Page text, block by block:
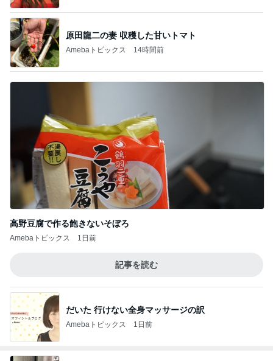
原田龍二の妻 収穫した甘いトマト
Amebaトピックス 14時間前
高野豆腐で作る飽きないそぼろ
Amebaトピックス 1日前
記事を読む
だいた 行けない全身マッサージの訳
Amebaトピックス 1日前